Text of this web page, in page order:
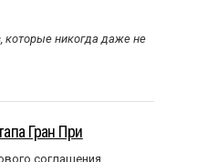
которые никогда даже не
Гран При
соглашения